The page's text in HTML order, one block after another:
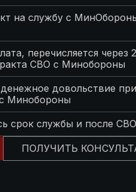
на службу с
перечисляется через
СВО с Минобороны
довольствие при
Минобороны
срок службы и после СВО
ПОЛУЧИТЬ